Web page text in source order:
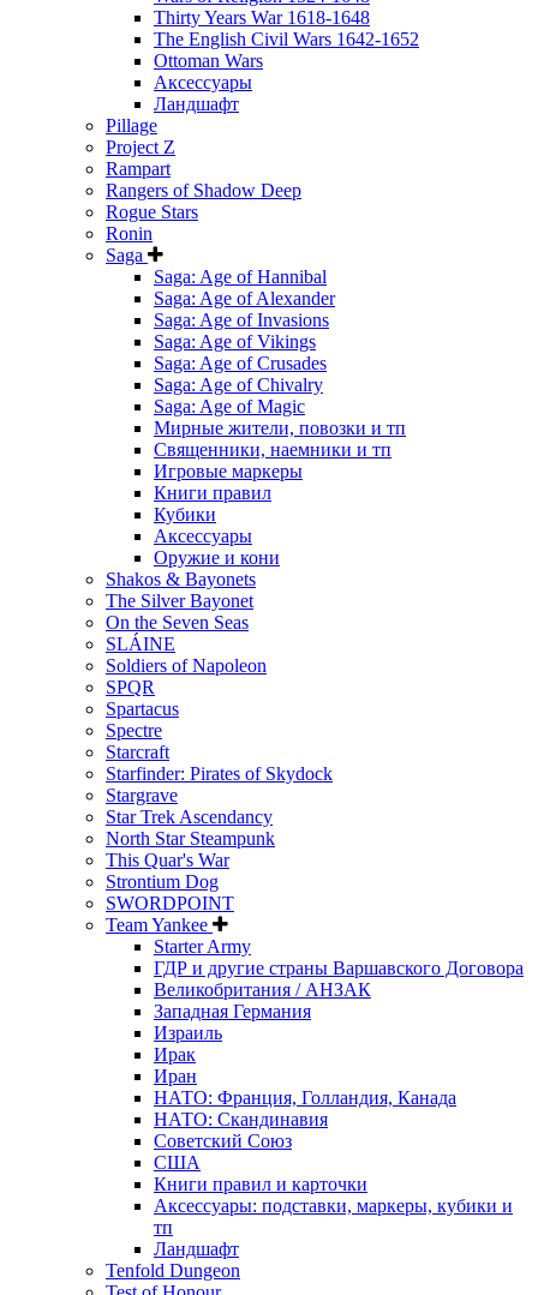
Thirty Years War 1618-1648
The English Civil Wars 1642-1652
Ottoman Wars
Аксессуары
Ландшафт
Pillage
Project Z
Rampart
Rangers of Shadow Deep
Rogue Stars
Ronin
Saga
Saga: Age of Hannibal
Saga: Age of Alexander
Saga: Age of Invasions
Saga: Age of Vikings
Saga: Age of Crusades
Saga: Age of Chivalry
Saga: Age of Magic
Мирные жители, повозки и тп
Священники, наемники и тп
Игровые маркеры
Книги правил
Кубики
Аксессуары
Оружие и кони
Shakos & Bayonets
The Silver Bayonet
On the Seven Seas
SLÁINE
Soldiers of Napoleon
SPQR
Spartacus
Spectre
Starcraft
Starfinder: Pirates of Skydock
Stargrave
Star Trek Ascendancy
North Star Steampunk
This Quar's War
Strontium Dog
SWORDPOINT
Team Yankee
Starter Army
ГДР и другие страны Варшавского Договора
Великобритания / АНЗАК
Западная Германия
Израиль
Ирак
Иран
НАТО: Франция, Голландия, Канада
НАТО: Скандинавия
Советский Союз
США
Книги правил и карточки
Аксессуары: подставки, маркеры, кубики и
тп
Ландшафт
Tenfold Dungeon